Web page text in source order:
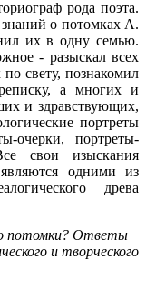
рода поэта.
о потомках А.
их в одну семью.
- разыскал всех
свету, познакомил
а многих и
и здравствующих,
портреты
очерки, портреты-
свои изыскания
одними из
древа
потомки? Ответы
и творческого